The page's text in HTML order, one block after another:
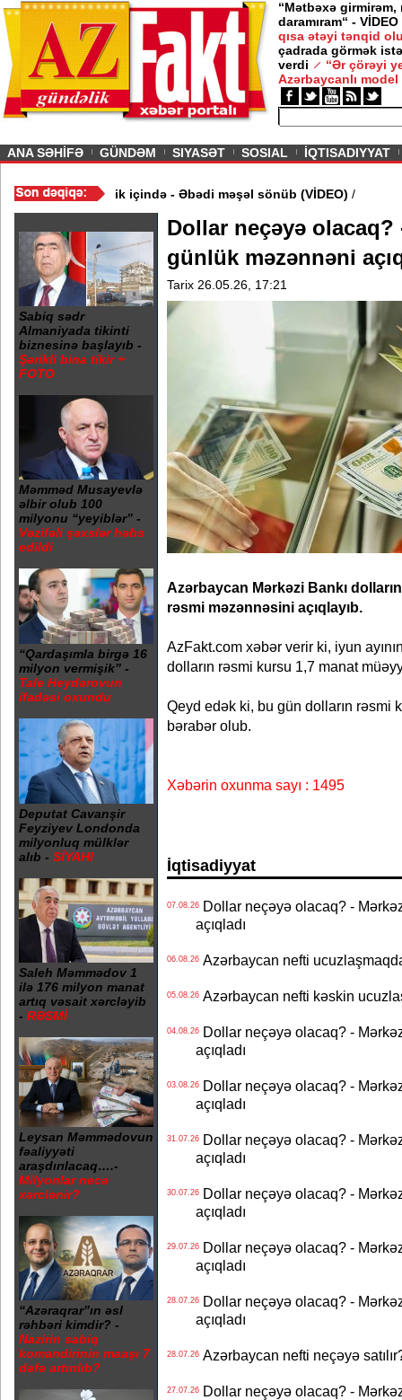
“Mətbəxə girmirəm,
daramıram“ - VİDEO
qısa ətəyi tənqid
çadrada görmək
verdi
“Ər çörəyi
Azərbaycanlı model
ANA SƏHİFƏ GÜNDƏM SIYASƏT SOSIAL İQTISADIYYAT
20 Yanvar abidəsi zibillik içində - Əbədi məşəl sönüb (VİDEO)
Sabiq sədr
Almaniyada tikinti
biznesinə başlayıb -
Şərikli bina tikir +
FOTO
Məmməd Musayevlə
əlbir olub 100
milyonu “yeyiblər” -
Vəzifəli şəxslər həbs
edildi
“Qardaşımla birgə 16
milyon vermişik” -
Tale Heydərovun
ifadəsi oxundu
Deputat Cavanşir
Feyziyev Londonda
milyonluq mülklər
alıb - SİYAHI
Saleh Məmmədov 1
ilə 176 milyon manat
artıq vəsait xərcləyib
- RƏSMİ
Leysan Məmmədovun
fəaliyyəti
araşdırılacaq….-
Milyonlar necə
xərclənir?
“Azəraqrar”ın əsl
rəhbəri kimdir? -
Nazirin sabiq
komandirinin maaşı 7
dəfə artırılıb?
Dollar neçəyə olacaq?
günlük məzənnəni
Tarix 26.05.26, 17:21
Azərbaycan Mərkəzi Bankı
rəsmi məzənnəsini açıqlayıb.
AzFakt.com xəbər verir ki, iyun
dolların rəsmi kursu 1,7 manat
Qeyd edək ki, bu gün dolların rəsmi
bərabər olub.
Xəbərin oxunma sayı : 1495
İqtisadiyyat
07.08.26Dollar neçəyə olacaq? -
açıqladı
06.08.26Azərbaycan nefti
05.08.26Azərbaycan nefti kəskin
04.08.26Dollar neçəyə olacaq? -
açıqladı
03.08.26Dollar neçəyə olacaq? -
açıqladı
31.07.26Dollar neçəyə olacaq? -
açıqladı
30.07.26Dollar neçəyə olacaq? -
açıqladı
29.07.26Dollar neçəyə olacaq? -
açıqladı
28.07.26Dollar neçəyə olacaq? -
açıqladı
28.07.26Azərbaycan nefti neçəyə
27.07.26Dollar neçəyə olacaq? -